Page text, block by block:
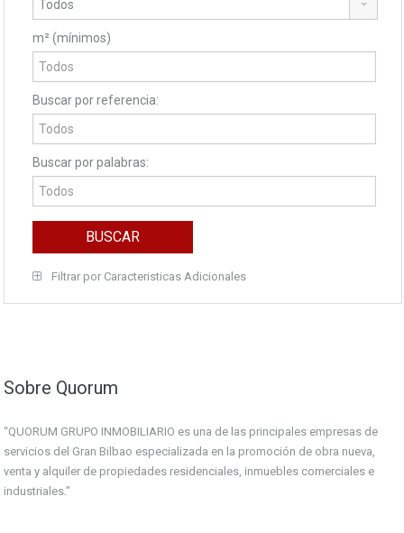
m² (mínimos)
Buscar por referencia:
Buscar por palabras:
Filtrar por Caracteristicas Adicionales
Sobre Quorum
“QUORUM GRUPO INMOBILIARIO es una de las principales empresas de
servicios del Gran Bilbao especializada en la promoción de obra nueva,
venta y alquiler de propiedades residenciales, inmuebles comerciales e
industriales.”